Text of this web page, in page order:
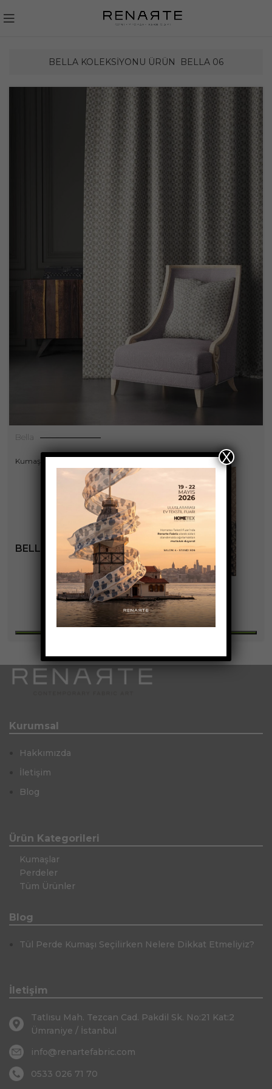
BELLA KOLEKSIYONU ÜRÜN BELLA 06
Bella
Kumaşlar
BELLA KOLEKSIYONU
+2
Kurumsal
Hakkımızda
İletişim
Blog
Ürün Kategorileri
Kumaşlar
Perdeler
Tüm Ürünler
Blog
Tül Perde Kumaşı Seçilirken Nelere Dikkat Etmeliyiz?
İletişim
Tatlısu Mah. Tezcan Cad. Pakdil Sk. No:21 Kat:2
Ümraniye / İstanbul
info@renartefabric.com
0533 026 71 70
X